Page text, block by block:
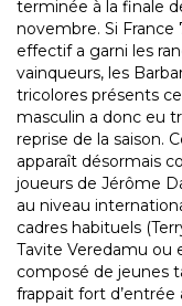
terminée à la finale
novembre. Si France
effectif a garni les
vainqueurs, les
tricolores présents
masculin a donc eu
reprise de la saison.
apparaît désormais
joueurs de Jérôme
au niveau
cadres habituels
Tavite Veredamu ou
composé de jeunes
frappait fort d’entrée